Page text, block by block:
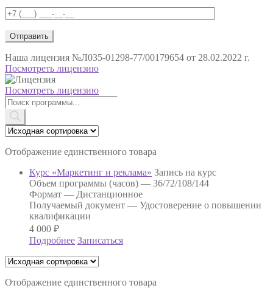
Наша лицензия №Л035-01298-77/00179654 от 28.02.2022 г.
Посмотреть лицензию
Посмотреть лицензию
Поиск
товаров
Отображение единственного товара
Курс «Маркетинг и реклама» Запись на курс
Объем программы (часов) — 36/72/108/144
Формат — Дистанционное
Получаемый документ — Удостоверение о повышении
квалификации
4 000 ₽
Подробнее Записаться
Отображение единственного товара